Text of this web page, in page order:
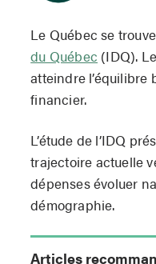
Le Québec se
du Québec (IDQ).
atteindre l’équilibre
financier.
L’étude de l’IDQ
trajectoire actuelle
dépenses évoluer
démographie.
Articles